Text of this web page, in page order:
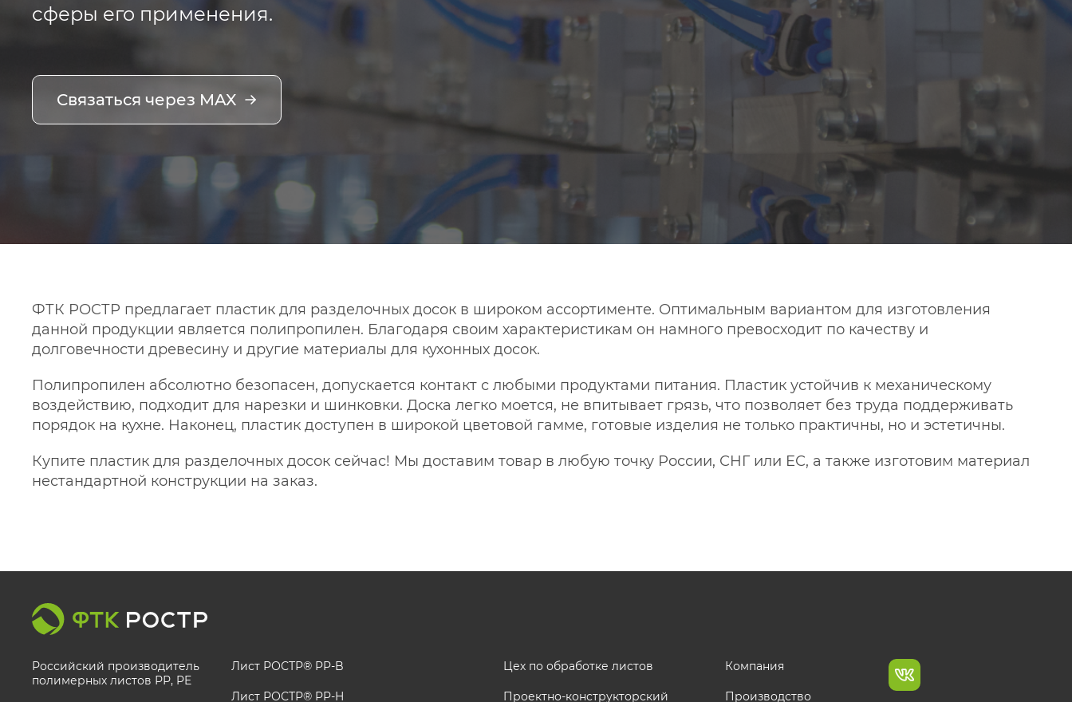
сферы его применения.
Связаться через MAX
ФТК РОСТР предлагает пластик для разделочных досок в широком ассортименте. Оптимальным вариантом для изготовления
данной продукции является полипропилен. Благодаря своим характеристикам он намного превосходит по качеству и
долговечности древесину и другие материалы для кухонных досок.
Полипропилен абсолютно безопасен, допускается контакт с любыми продуктами питания. Пластик устойчив к механическому
воздействию, подходит для нарезки и шинковки. Доска легко моется, не впитывает грязь, что позволяет без труда поддерживать
порядок на кухне. Наконец, пластик доступен в широкой цветовой гамме, готовые изделия не только практичны, но и эстетичны.
Купите пластик для разделочных досок сейчас! Мы доставим товар в любую точку России, СНГ или ЕС, а также изготовим материал
нестандартной конструкции на заказ.
Российский производитель
полимерных листов РР, PE
Лист РОСТР® PP-B
Лист РОСТР® PP-H
Цех по обработке листов
Проектно-конструкторский
Компания
Производство